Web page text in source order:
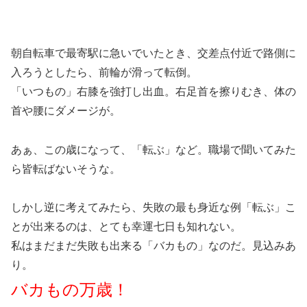
朝自転車で最寄駅に急いでいたとき、交差点付近で路側に
入ろうとしたら、前輪が滑って転倒。
「いつもの」右膝を強打し出血。右足首を擦りむき、体の
首や腰にダメージが。
あぁ、この歳になって、「転ぶ」など。職場で聞いてみた
ら皆転ばないそうな。
しかし逆に考えてみたら、失敗の最も身近な例「転ぶ」こ
とが出来るのは、とても幸運七日も知れない。
私はまだまだ失敗も出来る「バカもの」なのだ。見込みあ
り。
バカもの万歳！